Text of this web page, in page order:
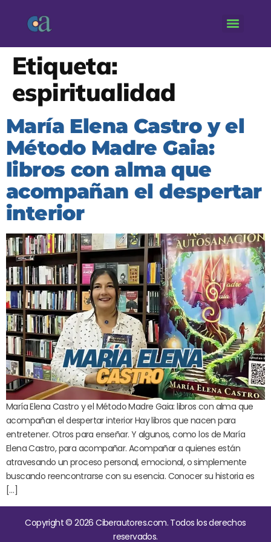
Etiqueta:
espiritualidad
María Elena Castro y el
Método Madre Gaia:
libros con alma que
acompañan el despertar
interior
María Elena Castro y el Método Madre Gaia: libros con alma que
acompañan el despertar interior Hay libros que nacen para
entretener. Otros para enseñar. Y algunos, como los de María
Elena Castro, para acompañar. Acompañar a quienes están
atravesando un proceso personal, emocional, o simplemente
buscando reencontrarse con su esencia. Conocer su historia es
[…]
Copyright © 2026 Ciberautores.com. Todos los derechos
reservados.